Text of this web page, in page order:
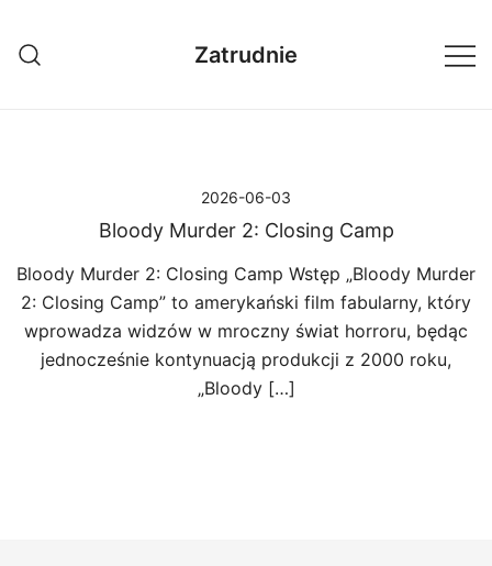
treści
Zatrudnie
2026-06-03
Bloody Murder 2: Closing Camp
Bloody Murder 2: Closing Camp Wstęp „Bloody Murder
2: Closing Camp” to amerykański film fabularny, który
wprowadza widzów w mroczny świat horroru, będąc
jednocześnie kontynuacją produkcji z 2000 roku,
„Bloody […]